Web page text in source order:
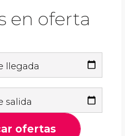
en oferta
llegada
salida
ofertas